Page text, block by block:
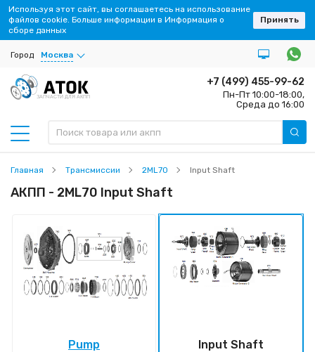
Город Москва
ЗАПЧАСТИ ДЛЯ АКПП
+7 (499) 455-99-62
Пн-Пт 10:00-18:00,
Среда до 16:00
Главная Трансмиссии 2ML70 Input Shaft
АКПП - 2ML70 Input Shaft
Pump Input Shaft
Используя этот сайт, вы соглашаетесь на использование
файлов cookie. Больше информации в Информация о
сборе данных
Принять